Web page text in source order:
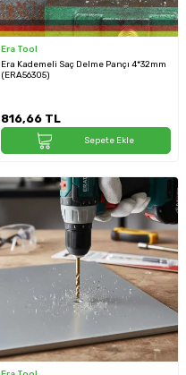
Era Tool
Era Kademeli Saç Delme Pançı 4*32mm
(ERA56305)
816,66 TL
Sepete Ekle